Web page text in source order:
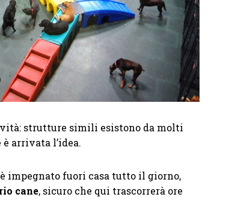
strutture simili esistono da molti
arrivata l’idea.
impegnato fuori casa tutto il giorno,
cane, sicuro che qui trascorrerà ore